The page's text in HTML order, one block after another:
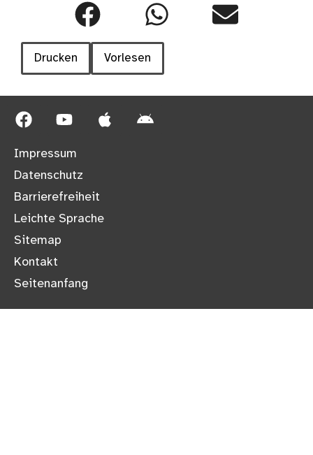
Drucken Vorlesen
Impressum
Datenschutz
Barrierefreiheit
Leichte Sprache
Sitemap
Kontakt
Seitenanfang